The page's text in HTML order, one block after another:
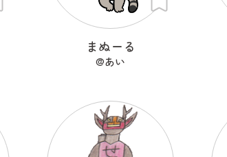
まぬーる
@あい